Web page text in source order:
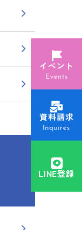
イベント
Events
資料請求
Inquires
LINE登録